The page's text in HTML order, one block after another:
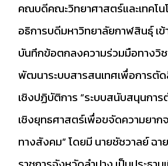
คณบดีคณะวิทยาศาสตร์และเทคโ
อธิการบดีมหาวิทยาลัยกาฬสินธุ์ เ
บันทึกข้อตกลงความร่วมมือทางวิช
พัฒนาระบบสารสนเทศเพื่อการตัด
เชิงปฏิบัติการ “ระบบสนับสนุนกา
เชิงยุทธศาสตร์เพื่อขจัดความยาก
ทางสังคม” โดยมี นายชัชวาลย์ ฉา